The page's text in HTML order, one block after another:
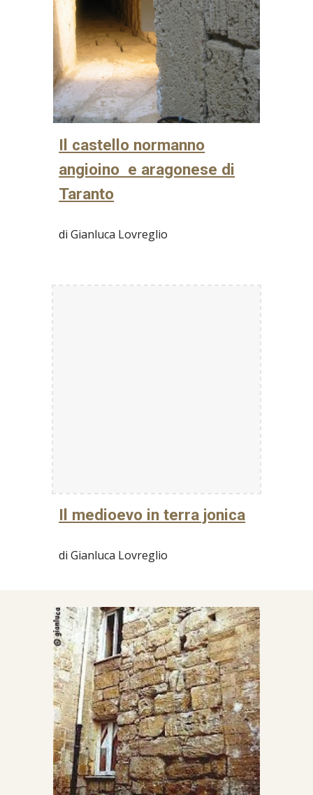
Il castello normanno
angioino e aragonese di
Taranto
di Gianluca Lovreglio
Il medioevo in terra jonica
di Gianluca Lovreglio